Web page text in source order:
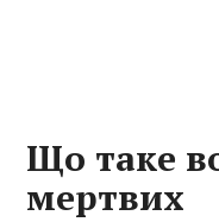
Що таке
мертвих